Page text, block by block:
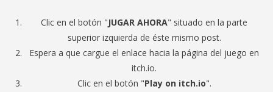
Clic en el botón "JUGAR AHORA" situado en la parte
superior izquierda de éste mismo post.
Espera a que cargue el enlace hacia la página del juego en
itch.io.
Clic en el botón "Play on itch.io".